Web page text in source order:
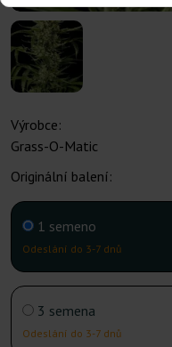
Výrobce:
Grass-O-Matic
Originální balení:
1 semeno
Odeslání do 3-7 dnů
3 semena
Odeslání do 3-7 dnů